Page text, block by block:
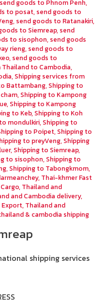
send goods to Phnom Penh,
to posat, send goods to
, send goods to Ratanakiri,
to Siemreap, send
to sisophon, send goods
rieng, send goods to
, send goods to
to Cambodia,
, Shipping services from
Battambang, Shipping to
, Shipping to Kampong
, Shipping to Kampong
to Keb, Shipping to Koh
mondulkiri, Shipping to
to Poipet, Shipping to
to preyVeng, Shipping
, Shipping to Siemreap,
to sisophon, Shipping to
, Shipping to Tabongkmom,
, Thai-khmer Fast
, Thailand and
and Cambodia delivery,
Export, Thailand and
& cambodia shipping
shipping services